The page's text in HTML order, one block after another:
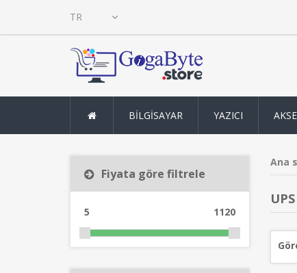
BİLGİSAYAR YAZICI
Fiyata göre filtrele
5 1120
Ana
UPS